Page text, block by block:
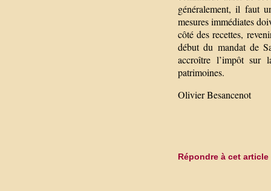
généralement, il faut
mesures immédiates
côté des recettes,
début du mandat de
accroître l’impôt sur
patrimoines.
Olivier Besancenot
Répondre à cet article